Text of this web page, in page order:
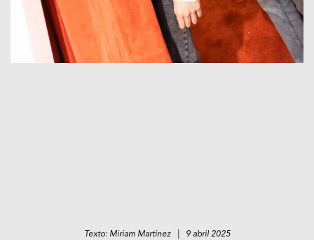
Texto: Miriam Martinez | 9 abril 2025